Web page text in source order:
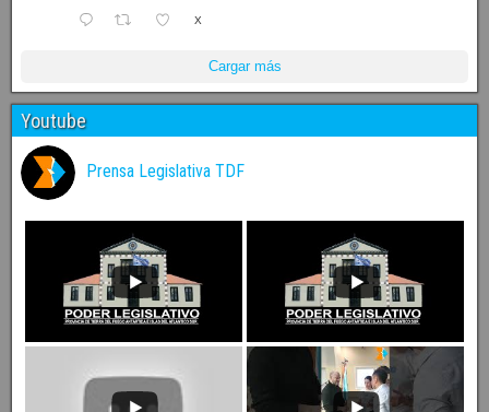
X
Cargar más
Youtube
Prensa Legislativa TDF